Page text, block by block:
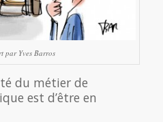
par Yves Barros
du métier de
est d’être en